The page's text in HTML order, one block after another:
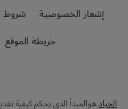
إشعار الخصوصية
شروط
خريطة الموقع
الحيادهوالمبدأ الذي يحكم كيفية